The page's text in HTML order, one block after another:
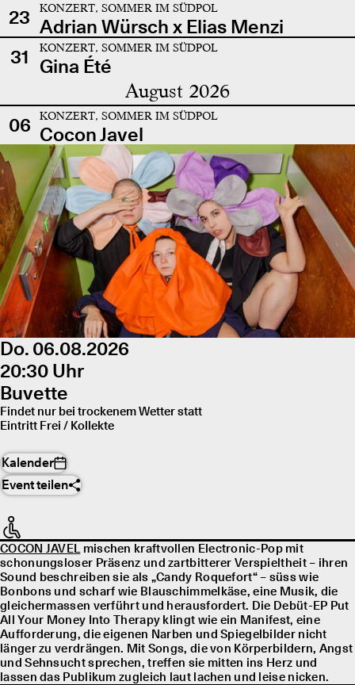
23
KONZERT, SOMMER IM SÜDPOL
Adrian Würsch x Elias Menzi
31
KONZERT, SOMMER IM SÜDPOL
Gina Été
August 2026
06 KONZERT, SOMMER IM SÜDPOL
Cocon Javel
Do. 06.08.2026
20:30 Uhr
Buvette
Findet nur bei trockenem Wetter statt
Eintritt Frei / Kollekte
Kalender
Event teilen
COCON JAVELmischen kraftvollen Electronic-Pop mit
schonungsloser Präsenz und zartbitterer Verspieltheit – ihren
Sound beschreiben sie als „Candy Roquefort“ – süss wie
Bonbons und scharf wie Blauschimmelkäse, eine Musik, die
gleichermassen verführt und herausfordert. Die Debüt-EP Put
All Your Money Into Therapy klingt wie ein Manifest, eine
Aufforderung, die eigenen Narben und Spiegelbilder nicht
länger zu verdrängen. Mit Songs, die von Körperbildern, Angst
und Sehnsucht sprechen, treffen sie mitten ins Herz und
lassen das Publikum zugleich laut lachen und leise nicken.